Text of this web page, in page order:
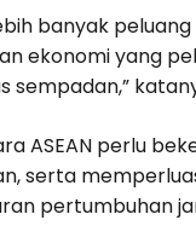
banyak
ekonomi yang
sempadan,”
ASEAN perlu
serta
pertumbuhan